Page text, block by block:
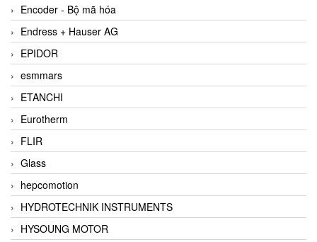
Encoder - Bộ mã hóa
Endress + Hauser AG
EPIDOR
esmmars
ETANCHI
Eurotherm
FLIR
Glass
hepcomotion
HYDROTECHNIK INSTRUMENTS
HYSOUNG MOTOR